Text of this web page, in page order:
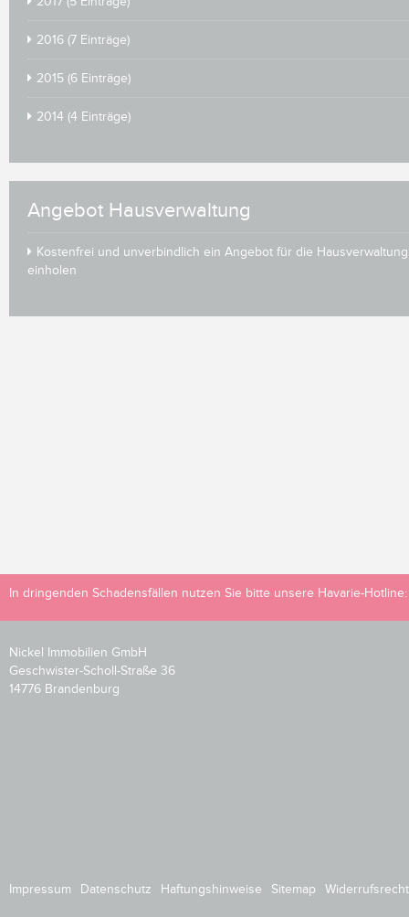
2016 (7 Einträge)
2015 (6 Einträge)
2014 (4 Einträge)
Angebot Hausverwaltung
Kostenfrei und unverbindlich ein Angebot für die Hausverwaltung
einholen
In dringenden Schadensfällen nutzen Sie bitte unsere Havarie-
Nickel Immobilien GmbH
Geschwister-Scholl-Straße 36
14776 Brandenburg
Impressum Datenschutz Haftungshinweise Sitemap